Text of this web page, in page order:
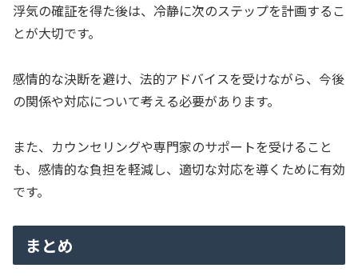
浮気の確証を得た後は、冷静に次のステップを計画するこ
とが大切です。
感情的な決断を避け、法的アドバイスを受けながら、今後
の関係や対応について考える必要があります。
また、カウンセリングや専門家のサポートを受けること
も、感情的な負担を軽減し、適切な対応を導くために有効
です。
まとめ